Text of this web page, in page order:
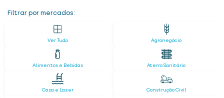
Filtrar por mercados:
Ver Tudo Agronegócio
Alimentos e Bebidas Aterro Sanitário
Casa e Lazer Construção Civil